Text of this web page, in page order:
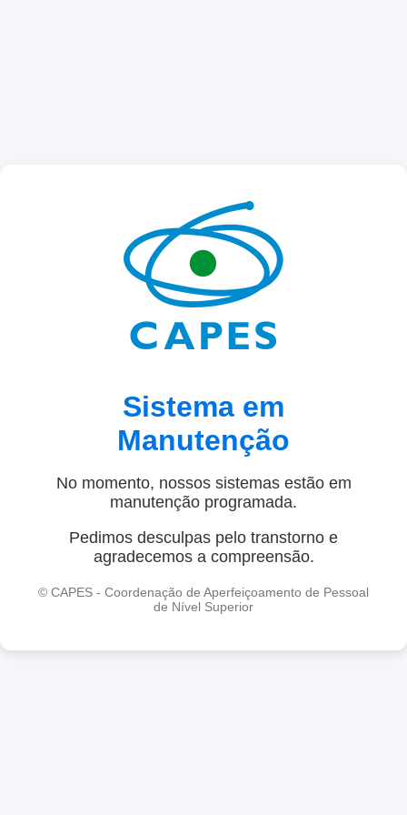
Sistema em
Manutenção
No momento, nossos sistemas estão em
manutenção programada.
Pedimos desculpas pelo transtorno e
agradecemos a compreensão.
© CAPES - Coordenação de Aperfeiçoamento de Pessoal
de Nível Superior